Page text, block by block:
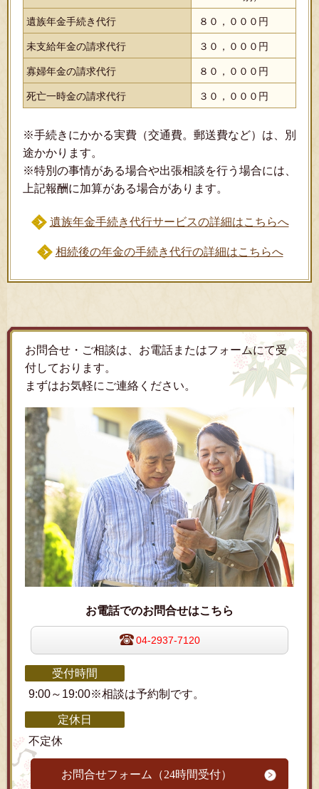
遺族年金手続き代行 ８０，０００円
未支給年金の請求代行 ３０，０００円
寡婦年金の請求代行 ８０，０００円
死亡一時金の請求代行 ３０，０００円
※手続きにかかる実費（交通費。郵送費など）は、別
途かかります。
※特別の事情がある場合や出張相談を行う場合には、
上記報酬に加算がある場合があります。
遺族年金手続き代行サービスの詳細はこちらへ
相続後の年金の手続き代行の詳細はこちらへ
お問合せ・ご相談は、お電話またはフォームにて受
付しております。
まずはお気軽にご連絡ください。
お電話でのお問合せはこちら
04-2937-7120
受付時間
9:00～19:00※相談は予約制です。
定休日
不定休
お問合せフォーム（24時間受付）